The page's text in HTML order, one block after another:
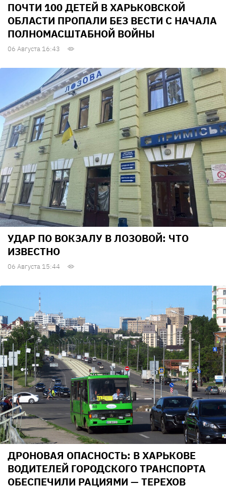
ПОЧТИ 100 ДЕТЕЙ В ХАРЬКОВСКОЙ
ОБЛАСТИ ПРОПАЛИ БЕЗ ВЕСТИ С НАЧАЛА
ПОЛНОМАСШТАБНОЙ ВОЙНЫ
06 Августа 16:43
УДАР ПО ВОКЗАЛУ В ЛОЗОВОЙ: ЧТО
ИЗВЕСТНО
06 Августа 15:44
ДРОНОВАЯ ОПАСНОСТЬ: В ХАРЬКОВЕ
ВОДИТЕЛЕЙ ГОРОДСКОГО ТРАНСПОРТА
ОБЕСПЕЧИЛИ РАЦИЯМИ — ТЕРЕХОВ